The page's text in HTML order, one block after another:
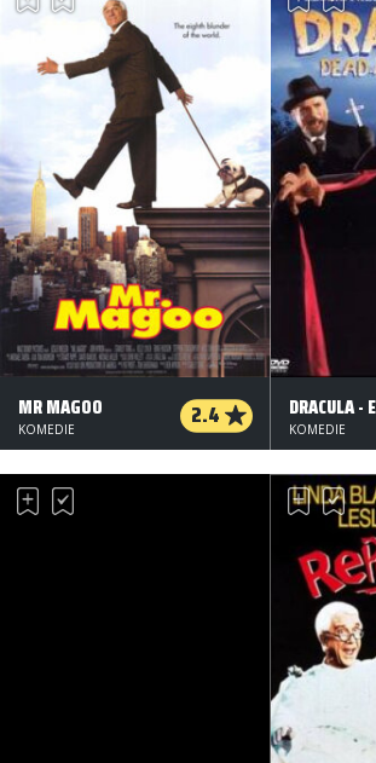
MR MAGOO 2.4
KOMEDIE KOMEDIE